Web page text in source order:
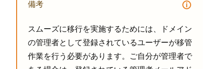
備考
スム⁠ーズに移行を実施するためには⁠、ドメイン
の管理者として登録されているユ⁠ーザ⁠ーが移管
作業を行う必要があります⁠。ご自分が管理者で